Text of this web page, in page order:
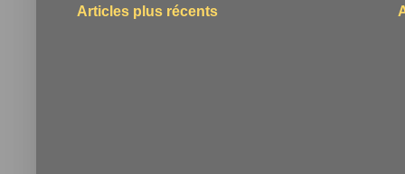
Articles plus récents